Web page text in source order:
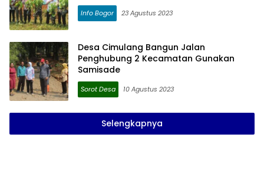
Info Bogor 23 Agustus 2023
Desa Cimulang Bangun Jalan
Penghubung 2 Kecamatan Gunakan
Samisade
Sorot Desa 10 Agustus 2023
Selengkapnya